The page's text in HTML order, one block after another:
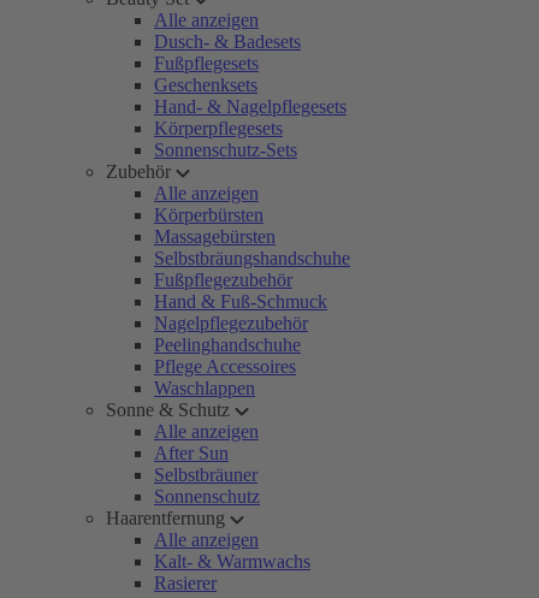
Alle anzeigen
Dusch- & Badesets
Fußpflegesets
Geschenksets
Hand- & Nagelpflegesets
Körperpflegesets
Sonnenschutz-Sets
Zubehör
Alle anzeigen
Körperbürsten
Massagebürsten
Selbstbräungshandschuhe
Fußpflegezubehör
Hand & Fuß-Schmuck
Nagelpflegezubehör
Peelinghandschuhe
Pflege Accessoires
Waschlappen
Sonne & Schutz
Alle anzeigen
After Sun
Selbstbräuner
Sonnenschutz
Haarentfernung
Alle anzeigen
Kalt- & Warmwachs
Rasierer